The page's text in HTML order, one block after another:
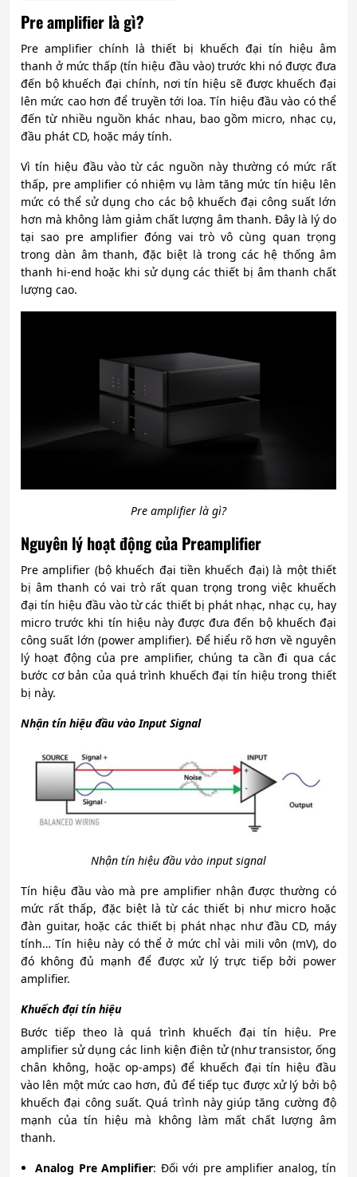
Pre amplifier là gì?
Pre amplifier chính là thiết bị khuếch đại tín hiệu âm
thanh ở mức thấp (tín hiệu đầu vào) trước khi nó được đưa
đến bộ khuếch đại chính, nơi tín hiệu sẽ được khuếch đại
lên mức cao hơn để truyền tới loa. Tín hiệu đầu vào có thể
đến từ nhiều nguồn khác nhau, bao gồm micro, nhạc cụ,
đầu phát CD, hoặc máy tính.
Vì tín hiệu đầu vào từ các nguồn này thường có mức rất
thấp, pre amplifier có nhiệm vụ làm tăng mức tín hiệu lên
mức có thể sử dụng cho các bộ khuếch đại công suất lớn
hơn mà không làm giảm chất lượng âm thanh. Đây là lý do
tại sao pre amplifier đóng vai trò vô cùng quan trọng
trong dàn âm thanh, đặc biệt là trong các hệ thống âm
thanh hi-end hoặc khi sử dụng các thiết bị âm thanh chất
lượng cao.
Pre amplifier là gì?
Nguyên lý hoạt động của Preamplifier
Pre amplifier (bộ khuếch đại tiền khuếch đại) là một thiết
bị âm thanh có vai trò rất quan trọng trong việc khuếch
đại tín hiệu đầu vào từ các thiết bị phát nhạc, nhạc cụ, hay
micro trước khi tín hiệu này được đưa đến bộ khuếch đại
công suất lớn (power amplifier). Để hiểu rõ hơn về nguyên
lý hoạt động của pre amplifier, chúng ta cần đi qua các
bước cơ bản của quá trình khuếch đại tín hiệu trong thiết
bị này.
Nhận tín hiệu đầu vào Input Signal
Nhận tín hiệu đầu vào input signal
Tín hiệu đầu vào mà pre amplifier nhận được thường có
mức rất thấp, đặc biệt là từ các thiết bị như micro hoặc
đàn guitar, hoặc các thiết bị phát nhạc như đầu CD, máy
tính… Tín hiệu này có thể ở mức chỉ vài mili vôn (mV), do
đó không đủ mạnh để được xử lý trực tiếp bởi power
amplifier.
Khuếch đại tín hiệu
Bước tiếp theo là quá trình khuếch đại tín hiệu. Pre
amplifier sử dụng các linh kiện điện tử (như transistor, ống
chân không, hoặc op-amps) để khuếch đại tín hiệu đầu
vào lên một mức cao hơn, đủ để tiếp tục được xử lý bởi bộ
khuếch đại công suất. Quá trình này giúp tăng cường độ
mạnh của tín hiệu mà không làm mất chất lượng âm
thanh.
Analog Pre Amplifier: Đối với pre amplifier analog, tín